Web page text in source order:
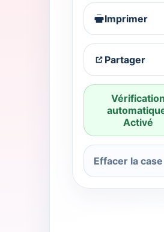
Le Sudoku formes
Imprimer
Partager
Vérification
Activé
Effacer la case